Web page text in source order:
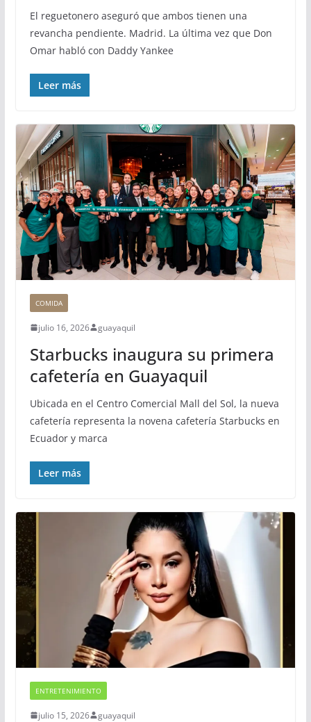
El reguetonero aseguró que ambos tienen una
revancha pendiente. Madrid. La última vez que Don
Omar habló con Daddy Yankee
Leer más
COMIDA
julio 16, 2026 guayaquil
Starbucks inaugura su primera
cafetería en Guayaquil
Ubicada en el Centro Comercial Mall del Sol, la nueva
cafetería representa la novena cafetería Starbucks en
Ecuador y marca
Leer más
ENTRETENIMIENTO
julio 15, 2026 guayaquil